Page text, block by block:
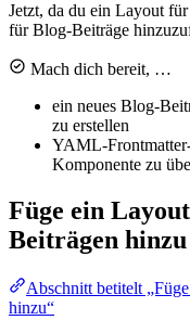
Jetzt, da du ein Layout
für Blog-Beiträge
Mach dich bereit, …
ein neues Blog-
zu erstellen
YAML-
Komponente zu
Füge ein
Beiträgen hinzu
Abschnitt betitelt
hinzu“